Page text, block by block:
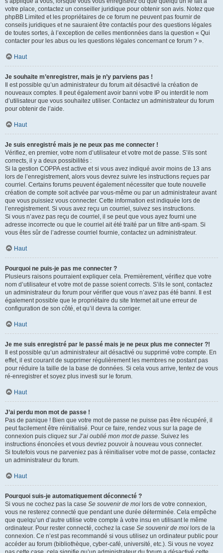
votre place, contactez un conseiller juridique pour obtenir son avis. Notez que
phpBB Limited et les propriétaires de ce forum ne peuvent pas fournir de
conseils juridiques et ne sauraient être contactés pour des questions légales
de toutes sortes, à l’exception de celles mentionnées dans la question « Qui
contacter pour les abus ou les questions légales concernant ce forum ? ».
Haut
Je souhaite m’enregistrer, mais je n’y parviens pas !
Il est possible qu’un administrateur du forum ait désactivé la création de
nouveaux comptes. Il peut également avoir banni votre IP ou interdit le nom
d’utilisateur que vous souhaitez utiliser. Contactez un administrateur du forum
pour obtenir de l’aide.
Haut
Je suis enregistré mais je ne peux pas me connecter !
Vérifiez, en premier, votre nom d’utilisateur et votre mot de passe. S’ils sont
corrects, il y a deux possibilités :
Si la gestion COPPA est active et si vous avez indiqué avoir moins de 13 ans
lors de l’enregistrement, alors vous devrez suivre les instructions reçues par
courriel. Certains forums peuvent également nécessiter que toute nouvelle
création de compte soit activée par vous-même ou par un administrateur avant
que vous puissiez vous connecter. Cette information est indiquée lors de
l’enregistrement. Si vous avez reçu un courriel, suivez ses instructions.
Si vous n’avez pas reçu de courriel, il se peut que vous ayez fourni une
adresse incorrecte ou que le courriel ait été traité par un filtre anti-spam. Si
vous êtes sûr de l’adresse courriel fournie, contactez un administrateur.
Haut
Pourquoi ne puis-je pas me connecter ?
Plusieurs raisons pourraient expliquer cela. Premièrement, vérifiez que votre
nom d’utilisateur et votre mot de passe soient corrects. S’ils le sont, contactez
un administrateur du forum pour vérifier que vous n’avez pas été banni. Il est
également possible que le propriétaire du site Internet ait une erreur de
configuration de son côté, et qu’il devra la corriger.
Haut
Je me suis enregistré par le passé mais je ne peux plus me connecter ?!
Il est possible qu’un administrateur ait désactivé ou supprimé votre compte. En
effet, il est courant de supprimer régulièrement les membres ne postant pas
pour réduire la taille de la base de données. Si cela vous arrive, tentez de vous
ré-enregistrer et soyez plus investi sur le forum.
Haut
J’ai perdu mon mot de passe !
Pas de panique ! Bien que votre mot de passe ne puisse pas être récupéré, il
peut facilement être réinitialisé. Pour ce faire, rendez vous sur la page de
connexion puis cliquez sur J’ai oublié mon mot de passe. Suivez les
instructions énoncées et vous devriez pouvoir à nouveau vous connecter.
Si toutefois vous ne parveniez pas à réinitialiser votre mot de passe, contactez
un administrateur du forum.
Haut
Pourquoi suis-je automatiquement déconnecté ?
Si vous ne cochez pas la case Se souvenir de moi lors de votre connexion,
vous ne resterez connecté que pendant une durée déterminée. Cela empêche
que quelqu’un d’autre utilise votre compte à votre insu en utilisant le même
ordinateur. Pour rester connecté, cochez la case Se souvenir de moi lors de la
connexion. Ce n’est pas recommandé si vous utilisez un ordinateur public pour
accéder au forum (bibliothèque, cyber-café, université, etc.). Si vous ne voyez